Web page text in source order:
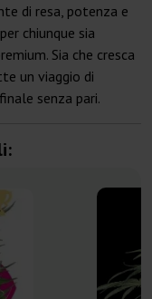
di resa, potenza e
chiunque sia
Sia che cresca
un viaggio di
senza pari.